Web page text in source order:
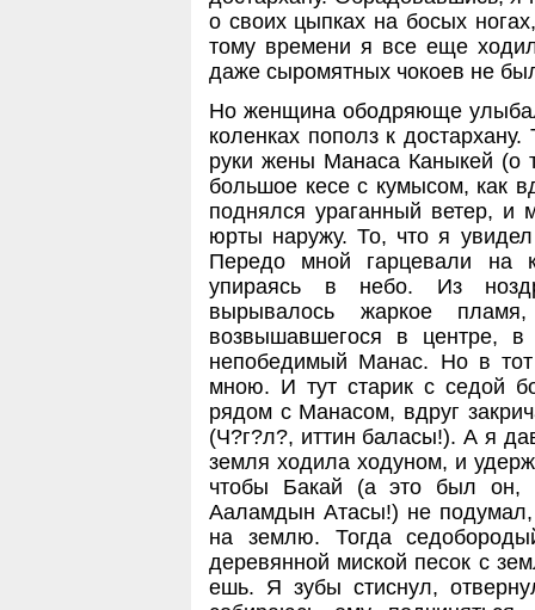
о своих цыпках на босых
тому времени я все еще
даже сыромятных чокоев не
Но женщина ободряюще
коленках пополз к
руки жены Манаса Каныкей (о
большое кесе с кумысом, как
поднялся ураганный ветер, и
юрты наружу. То, что я
Передо мной гарцевали на
упираясь в небо. Из
вырывалось жаркое
возвышавшегося в центре,
непобедимый Манас. Но в
мною. И тут старик с седой
рядом с Манасом, вдруг
(Ч?г?л?, иттин баласы!). А я
земля ходила ходуном, и
чтобы Бакай (а это был он,
Ааламдын Атасы!) не
на землю. Тогда
деревянной миской песок с
ешь. Я зубы стиснул,